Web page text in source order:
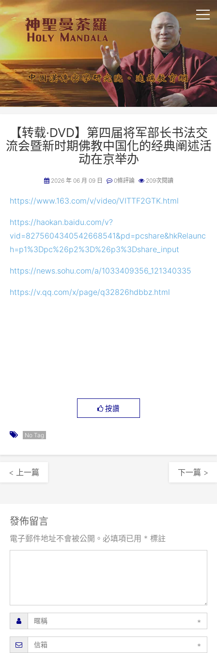
【转载·DVD】第四届将军部长书法交
流会暨新时期佛教中国化的经典阐述活
动在京举办
2026 年 06 月 09 日 0條評論 209次閱讀
https://www.163.com/v/video/VITTF2GTK.html
https://haokan.baidu.com/v?
vid=8275604340542668541&pd=pcshare&hkRelaunc
h=p1%3Dpc%26p2%3D%26p3%3Dshare_input
https://news.sohu.com/a/1033409356_121340335
https://v.qq.com/x/page/q32826hdbbz.html
按讚
No Tag
< 上一篇 下一篇 >
發佈留言
電子郵件地址不會被公開。必填項已用 * 標註
*
*